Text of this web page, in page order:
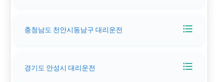
충청남도 천안시동남구 대리운전 format_list_bulleted
경기도 안성시 대리운전 format_list_bulleted